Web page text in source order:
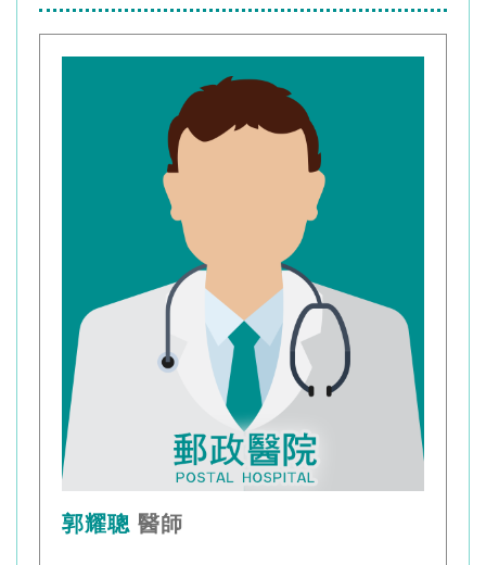
郭耀聰 醫師